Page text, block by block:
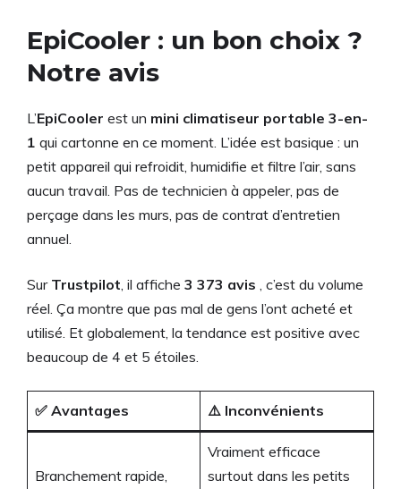
EpiCooler : un bon choix ?
Notre avis
L’EpiCooler est un mini climatiseur portable 3-en-
1 qui cartonne en ce moment. L’idée est basique : un
petit appareil qui refroidit, humidifie et filtre l’air, sans
aucun travail. Pas de technicien à appeler, pas de
perçage dans les murs, pas de contrat d’entretien
annuel.
Sur Trustpilot , il affiche 3 373 avis , c’est du volume
réel. Ça montre que pas mal de gens l’ont acheté et
utilisé. Et globalement, la tendance est positive avec
beaucoup de 4 et 5 étoiles.
✅ Avantages ⚠️ Inconvénients
Branchement rapide,
Vraiment efficace
surtout dans les petits